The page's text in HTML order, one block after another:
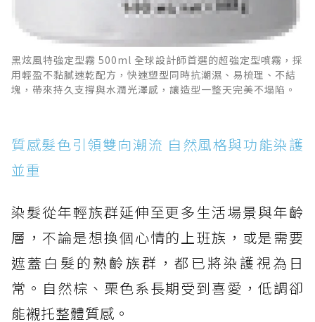
黑炫風特強定型霧 500ml 全球設計師首選的超強定型噴霧，採
用輕盈不黏膩速乾配方，快速塑型同時抗潮濕、易梳理、不結
塊，帶來持久支撐與水潤光澤感，讓造型一整天完美不塌陷。
質感髮色引領雙向潮流 自然風格與功能染護
並重
染髮從年輕族群延伸至更多生活場景與年齡
層，不論是想換個心情的上班族，或是需要
遮蓋白髮的熟齡族群，都已將染護視為日
常。自然棕、栗色系長期受到喜愛，低調卻
能襯托整體質感。